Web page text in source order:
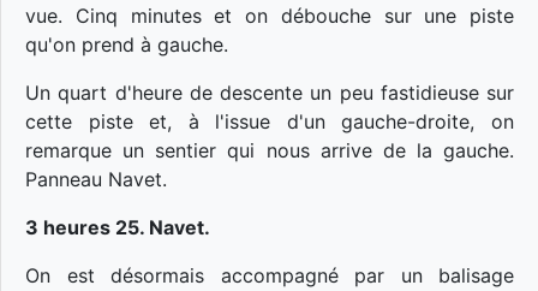
vue. Cinq minutes et on débouche sur une piste
qu'on prend à gauche.
Un quart d'heure de descente un peu fastidieuse sur
cette piste et, à l'issue d'un gauche-droite, on
remarque un sentier qui nous arrive de la gauche.
Panneau Navet.
3 heures 25. Navet.
On est désormais accompagné par un balisage